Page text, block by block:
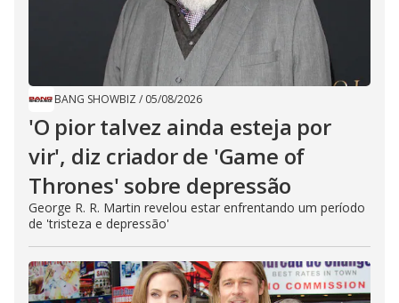
BANG SHOWBIZ / 05/08/2026
'O pior talvez ainda esteja por
vir', diz criador de 'Game of
Thrones' sobre depressão
George R. R. Martin revelou estar enfrentando um período
de 'tristeza e depressão'